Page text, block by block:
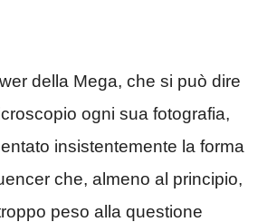
della Mega, che si può dire
ogni sua fotografia,
insistentemente la forma
che, almeno al principio,
peso alla questione